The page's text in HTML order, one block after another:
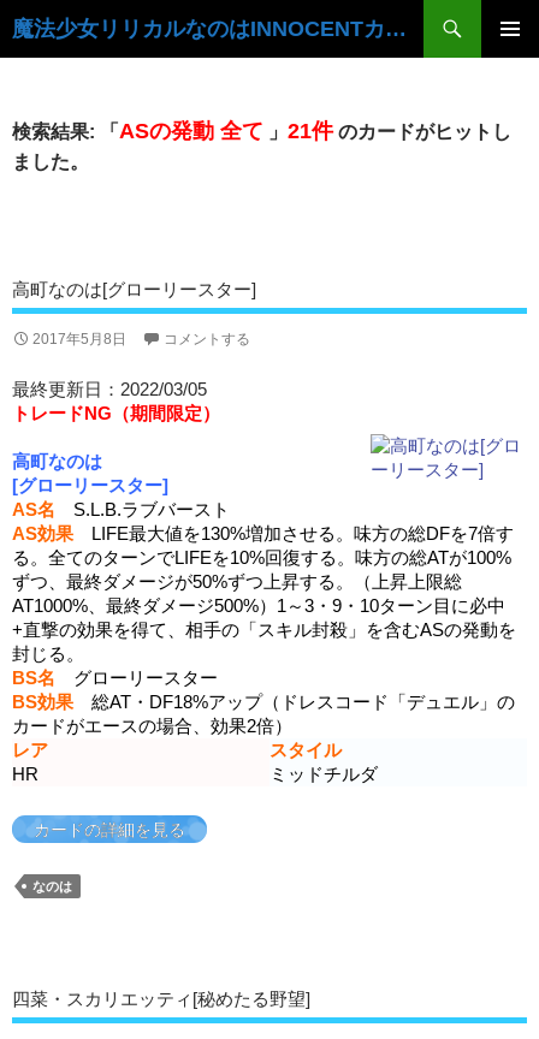
魔法少女リリカルなのはINNOCENTカードデータベース
検
索
イ
ン
ツ
へ
検索結果: 「 ASの発動 全て 」 21件のカードがヒットし
ました。
高町なのは[グローリースター]
2017年5月8日 コメントする
最終更新日：2022/03/05
トレードNG（期間限定）
高町なのは
[グローリースター]
AS名 S.L.B.ラブバースト
AS効果 LIFE最大値を130%増加させる。味方の総DFを7倍す
る。全てのターンでLIFEを10%回復する。味方の総ATが100%
ずつ、最終ダメージが50%ずつ上昇する。（上昇上限総
AT1000%、最終ダメージ500%）1～3・9・10ターン目に必中
+直撃の効果を得て、相手の「スキル封殺」を含むASの発動を
封じる。
BS名 グローリースター
BS効果 総AT・DF18%アップ（ドレスコード「デュエル」の
カードがエースの場合、効果2倍）
レア
スタイル
HR
ミッドチルダ
カードの詳細を見る
なのは
四菜・スカリエッティ[秘めたる野望]